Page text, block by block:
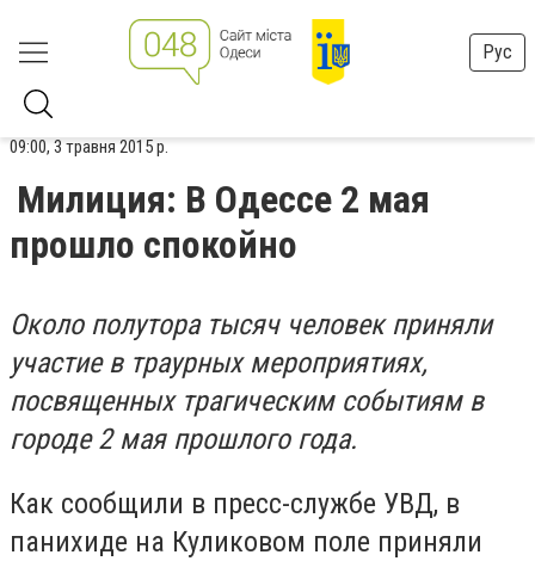
Рус
09:00, 3 травня 2015 р.
Милиция: В Одессе 2 мая
прошло спокойно
Около полутора тысяч человек приняли
участие в траурных мероприятиях,
посвященных трагическим событиям в
городе 2 мая прошлого года.
Как сообщили в пресс-службе УВД, в
панихиде на Куликовом поле приняли